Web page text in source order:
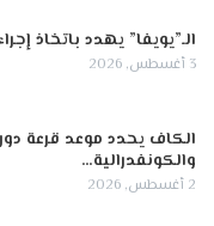
الـ”يويفا” يهدد باتخاذ
3 أغسطس, 2026
الكاف يحدد موعد قرعة
والكونفدرالية…
2 أغسطس, 2026